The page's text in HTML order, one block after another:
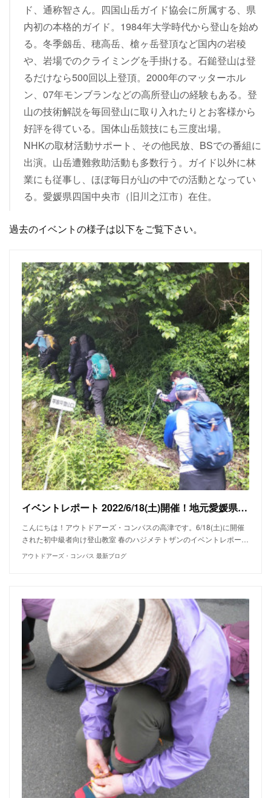
ド、通称智さん。四国山岳ガイド協会に所属する、県
内初の本格的ガイド。1984年大学時代から登山を始め
る。冬季劔岳、穂高岳、槍ヶ岳登頂など国内の岩稜
や、岩場でのクライミングを手掛ける。石鎚登山は登
るだけなら500回以上登頂。2000年のマッターホル
ン、07年モンブランなどの高所登山の経験もある。登
山の技術解説を毎回登山に取り入れたりとお客様から
好評を得ている。国体山岳競技にも三度出場。
NHKの取材活動サポート、その他民放、BSでの番組に
出演。山岳遭難救助活動も多数行う。ガイド以外に林
業にも従事し、ほぼ毎日が山の中での活動となってい
る。愛媛県四国中央市（旧川之江市）在住。
過去のイベントの様子は以下をご覧下さい。
イベントレポート 2022/6/18(土)開催！地元愛媛県の人気登山ガイド智さんと行く春のハジメテトザン 平家平/冠山
こんにちは！アウトドアーズ・コンパスの高津です。6/18(土)に開催
された初中級者向け登山教室 春のハジメテトザンのイベントレポー…
アウトドアーズ・コンパス 最新ブログ